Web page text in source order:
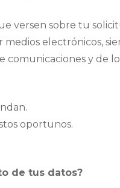
versen sobre tu
electrónicos,
comunicaciones y de
oportunos.
de tus datos?